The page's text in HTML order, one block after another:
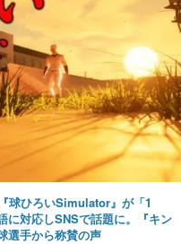
球ひろいSimulator』が「1
に対応しSNSで話題に。『キン
選手から称賛の声